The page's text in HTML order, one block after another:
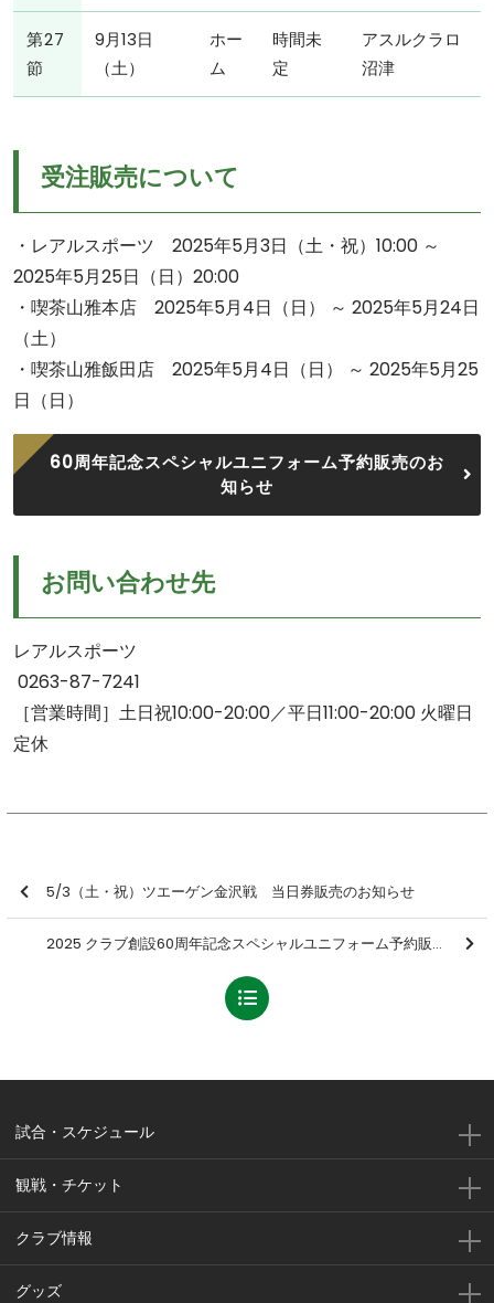
第27
節
9月13日
（土）
ホー
ム
時間未
定
アスルクラロ
沼津
受注販売について
・レアルスポーツ 2025年5月3日（土・祝）10:00 ～
2025年5月25日（日）20:00
・喫茶山雅本店 2025年5月4日（日） ～ 2025年5月24日
（土）
・喫茶山雅飯田店 2025年5月4日（日） ～ 2025年5月25
日（日）
60周年記念スペシャルユニフォーム予約販売のお
知らせ
お問い合わせ先
レアルスポーツ
0263-87-7241
［営業時間］土日祝10:00-20:00／平日11:00-20:00 火曜日
定休
5/3（土・祝）ツエーゲン金沢戦 当日券販売のお知らせ
2025 クラブ創設60周年記念スペシャルユニフォーム予約販売のお知らせ
試合・スケジュール
観戦・チケット
クラブ情報
グッズ